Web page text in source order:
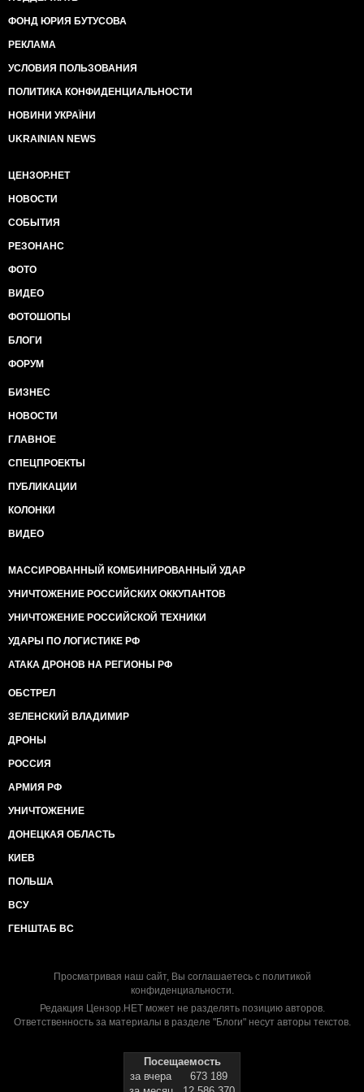
ФОНД ЮРИЯ БУТУСОВА
РЕКЛАМА
УСЛОВИЯ ПОЛЬЗОВАНИЯ
ПОЛИТИКА КОНФИДЕНЦИАЛЬНОСТИ
НОВИНИ УКРАЇНИ
UKRAINIAN NEWS
ЦЕНЗОР.НЕТ
НОВОСТИ
СОБЫТИЯ
РЕЗОНАНС
ФОТО
ВИДЕО
ФОТОШОПЫ
БЛОГИ
ФОРУМ
БИЗНЕС
НОВОСТИ
ГЛАВНОЕ
СПЕЦПРОЕКТЫ
ПУБЛИКАЦИИ
КОЛОНКИ
ВИДЕО
МАССИРОВАННЫЙ КОМБИНИРОВАННЫЙ УДАР
УНИЧТОЖЕНИЕ РОССИЙСКИХ ОККУПАНТОВ
УНИЧТОЖЕНИЕ РОССИЙСКОЙ ТЕХНИКИ
УДАРЫ ПО ЛОГИСТИКЕ РФ
АТАКА ДРОНОВ НА РЕГИОНЫ РФ
ОБСТРЕЛ
ЗЕЛЕНСКИЙ ВЛАДИМИР
ДРОНЫ
РОССИЯ
АРМИЯ РФ
УНИЧТОЖЕНИЕ
ДОНЕЦКАЯ ОБЛАСТЬ
КИЕВ
ПОЛЬША
ВСУ
ГЕНШТАБ ВС
Просматривая наш сайт, Вы соглашаетесь с политикой
конфиденциальности.
Редакция Цензор.НЕТ может не разделять позицию авторов.
Ответственность за материалы в разделе "Блоги" несут авторы текстов.
Посещаемость
за вчера
673 189